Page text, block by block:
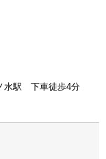
水駅 下車徒歩4分